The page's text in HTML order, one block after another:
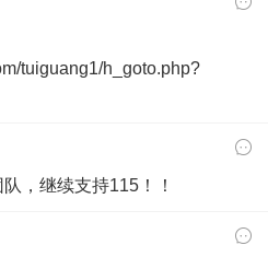
tuiguang1/h_goto.php?
，继续支持115！！